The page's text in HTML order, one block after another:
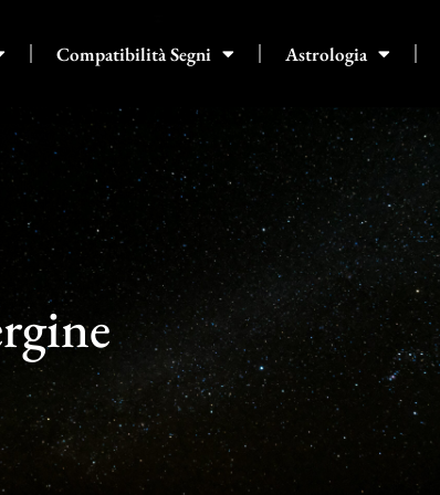
Compatibilità Segni Astrologia